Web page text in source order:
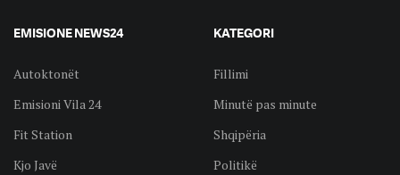
EMISIONE NEWS24
Autoktonët
Emisioni Vila 24
Fit Station
Kjo Javë
KATEGORI
Fillimi
Minutë pas minute
Shqipëria
Politikë